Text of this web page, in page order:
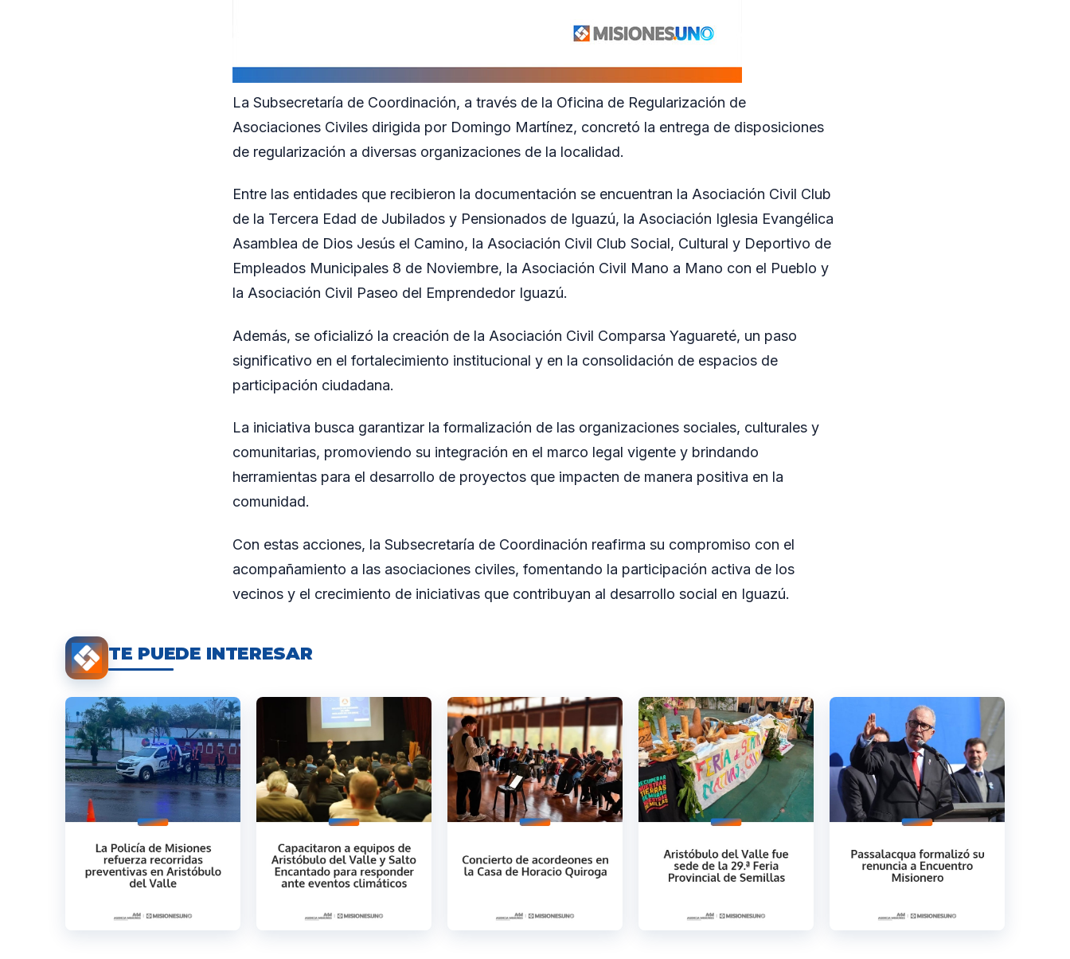
La Subsecretaría de Coordinación, a través de la Oficina de Regularización de
Asociaciones Civiles dirigida por Domingo Martínez, concretó la entrega de disposiciones
de regularización a diversas organizaciones de la localidad.
Entre las entidades que recibieron la documentación se encuentran la Asociación Civil Club
de la Tercera Edad de Jubilados y Pensionados de Iguazú, la Asociación Iglesia Evangélica
Asamblea de Dios Jesús el Camino, la Asociación Civil Club Social, Cultural y Deportivo de
Empleados Municipales 8 de Noviembre, la Asociación Civil Mano a Mano con el Pueblo y
la Asociación Civil Paseo del Emprendedor Iguazú.
Además, se oficializó la creación de la Asociación Civil Comparsa Yaguareté, un paso
significativo en el fortalecimiento institucional y en la consolidación de espacios de
participación ciudadana.
La iniciativa busca garantizar la formalización de las organizaciones sociales, culturales y
comunitarias, promoviendo su integración en el marco legal vigente y brindando
herramientas para el desarrollo de proyectos que impacten de manera positiva en la
comunidad.
Con estas acciones, la Subsecretaría de Coordinación reafirma su compromiso con el
acompañamiento a las asociaciones civiles, fomentando la participación activa de los
vecinos y el crecimiento de iniciativas que contribuyan al desarrollo social en Iguazú.
TE PUEDE INTERESAR